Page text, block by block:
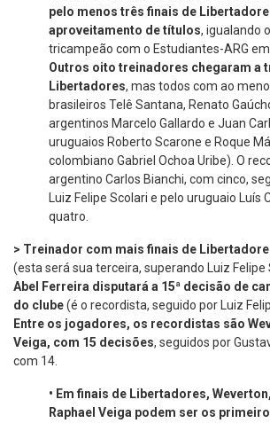
pelo menos três finais de
aproveitamento de títulos, igualando
tricampeão com o Estudiantes-ARG em
Outros oito treinadores chegaram a
Libertadores, mas todos com ao
brasileiros Telê Santana, Renato
argentinos Marcelo Gallardo e Juan
uruguaios Roberto Scarone e Roque
colombiano Gabriel Ochoa Uribe). O
argentino Carlos Bianchi, com cinco,
Luiz Felipe Scolari e pelo uruguaio Luís
quatro.
> Treinador com mais finais de
(esta será sua terceira, superando Luiz Felipe
Abel Ferreira disputará a 15ª decisão de
do clube(é o recordista, seguido por Luiz
Entre os jogadores, os recordistas são
Veiga, com 15 decisões, seguidos por
com 14.
• Em finais de Libertadores,
Raphael Veiga podem ser os